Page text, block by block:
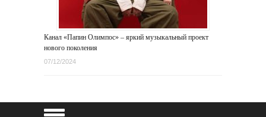
Канал «Папин Олимпос» – яркий музыкальный проект
нового поколения
07/12/2024